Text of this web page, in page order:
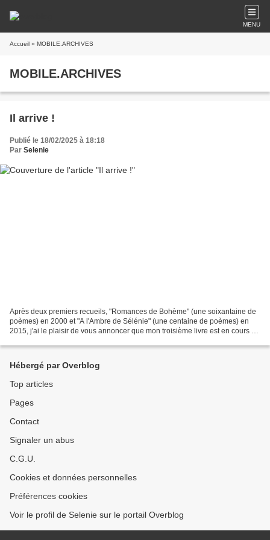
MENU
Accueil » MOBILE.ARCHIVES
MOBILE.ARCHIVES
Il arrive !
Publié le 18/02/2025 à 18:18
Par Selenie
Après deux premiers recueils, "Romances de Bohème" (une soixantaine de
poèmes) en 2000 et "A l'Ambre de Sélénie" (une centaine de poèmes) en
2015, j'ai le plaisir de vous annoncer que mon troisième livre est en cours de
Hébergé par Overblog
Top articles
Pages
Contact
Signaler un abus
C.G.U.
Cookies et données personnelles
Préférences cookies
Voir le profil de Selenie sur le portail Overblog